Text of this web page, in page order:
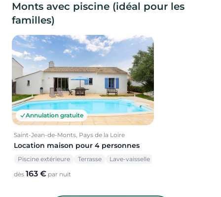
Monts avec piscine (idéal pour les
familles)
Annulation gratuite
Saint-Jean-de-Monts, Pays de la Loire
Location maison pour 4 personnes
Piscine extérieure Terrasse Lave-vaisselle
dès 163 € par nuit